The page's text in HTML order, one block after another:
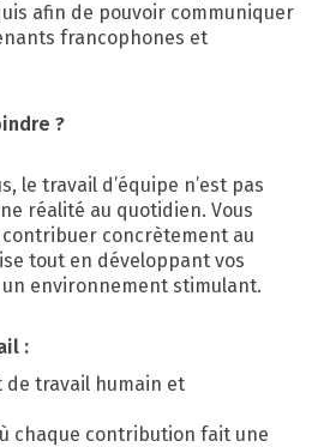
afin de pouvoir communiquer
francophones et
?
le travail d’équipe n’est pas
réalité au quotidien. Vous
contribuer concrètement au
tout en développant vos
environnement stimulant.
:
de travail humain et
chaque contribution fait une